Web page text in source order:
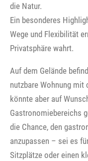
die Natur.
Ein besonderes
Wege und Flexibilität
Privatsphäre wahrt.
Auf dem Gelände
nutzbare Wohnung mit
könnte aber auf
Gastronomiebereichs
die Chance, den
anzupassen – sei es
Sitzplätze oder einen